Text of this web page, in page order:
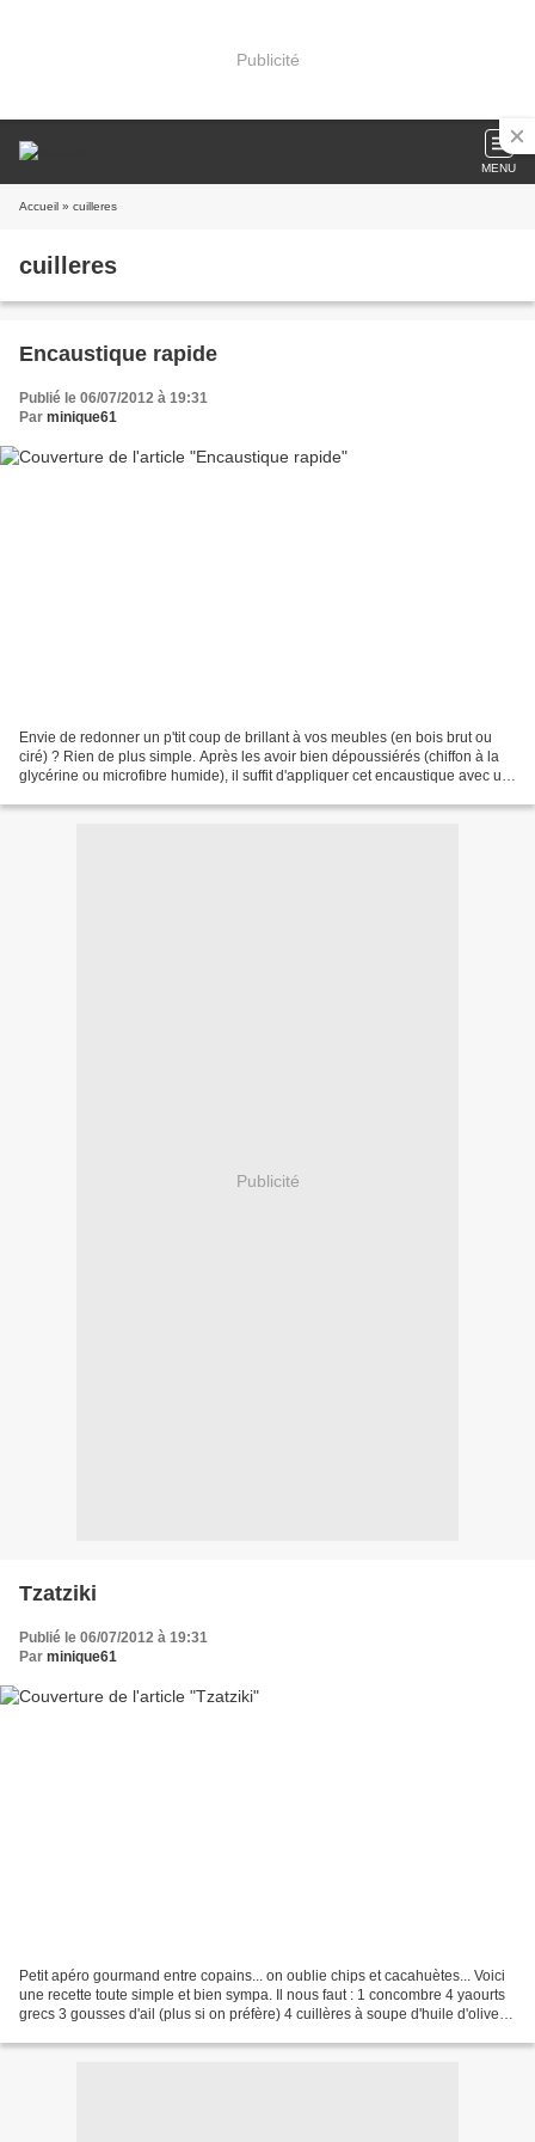
Publicité
MENU
Accueil » cuilleres
cuilleres
Encaustique rapide
Publié le 06/07/2012 à 19:31
Par minique61
Envie de redonner un p'tit coup de brillant à vos meubles (en bois brut ou
ciré) ? Rien de plus simple. Après les avoir bien dépoussiérés (chiffon à la
glycérine ou microfibre humide), il suffit d'appliquer cet encaustique avec un
Publicité
Tzatziki
Publié le 06/07/2012 à 19:31
Par minique61
Petit apéro gourmand entre copains... on oublie chips et cacahuètes... Voici
une recette toute simple et bien sympa. Il nous faut : 1 concombre 4 yaourts
grecs 3 gousses d'ail (plus si on préfère) 4 cuillères à soupe d'huile d'olive 2